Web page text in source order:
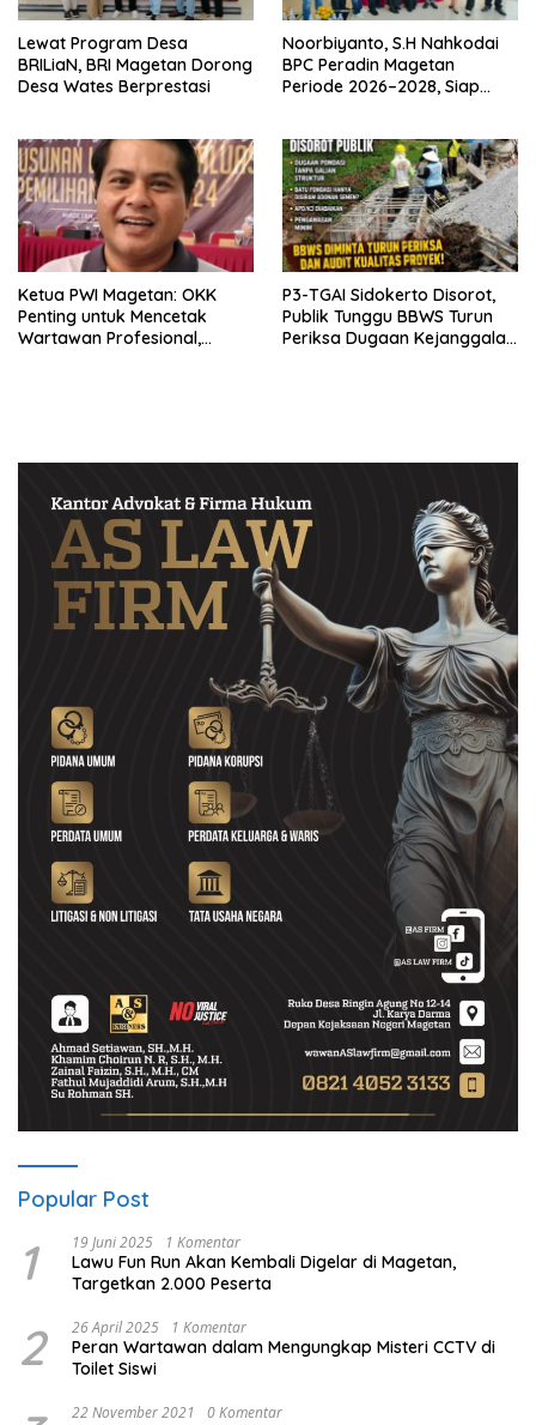
Lewat Program Desa
BRILiaN, BRI Magetan Dorong
Desa Wates Berprestasi
Noorbiyanto, S.H Nahkodai
BPC Peradin Magetan
Periode 2026–2028, Siap
Ketua PWI Magetan: OKK
Penting untuk Mencetak
Wartawan Profesional,
P3-TGAI Sidokerto Disorot,
Publik Tunggu BBWS Turun
Periksa Dugaan Kejanggalan
Popular Post
1 19 Juni 2025 1 Komentar
Lawu Fun Run Akan Kembali Digelar di Magetan,
Targetkan 2.000 Peserta
2 26 April 2025 1 Komentar
Peran Wartawan dalam Mengungkap Misteri CCTV di
Toilet Siswi
22 November 2021 0 Komentar